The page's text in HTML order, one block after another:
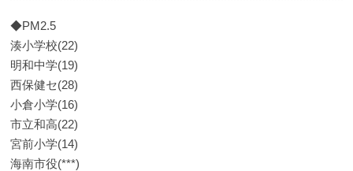
◆PM2.5
湊小学校(22)
明和中学(19)
西保健セ(28)
小倉小学(16)
市立和高(22)
宮前小学(14)
海南市役(***)